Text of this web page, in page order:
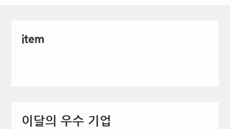
item
이달의 우수 기업